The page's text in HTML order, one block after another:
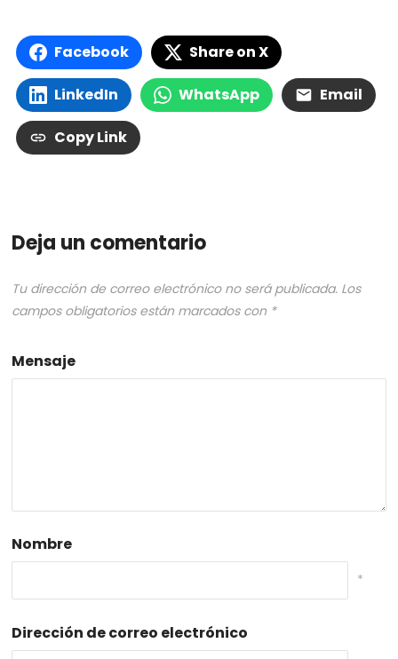
Facebook Share on X
LinkedIn WhatsApp Email
Copy Link
Deja un comentario
Tu dirección de correo electrónico no será publicada. Los
campos obligatorios están marcados con *
Mensaje
Nombre
*
Dirección de correo electrónico